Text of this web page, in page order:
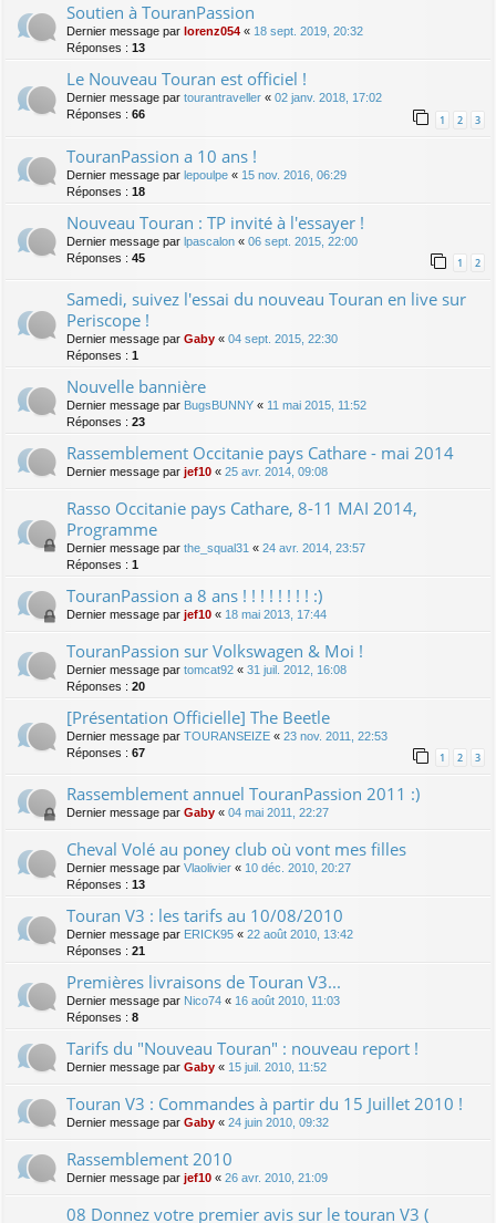
Soutien à TouranPassion
Dernier message par lorenz054 « 18 sept. 2019, 20:32
Réponses : 13
Le Nouveau Touran est officiel !
Dernier message par tourantraveller « 02 janv. 2018, 17:02
Réponses : 66 1 2 3
TouranPassion a 10 ans !
Dernier message par lepoulpe « 15 nov. 2016, 06:29
Réponses : 18
Nouveau Touran : TP invité à l'essayer !
Dernier message par lpascalon « 06 sept. 2015, 22:00
Réponses : 45 1 2
Samedi, suivez l'essai du nouveau Touran en live sur
Periscope !
Dernier message par Gaby « 04 sept. 2015, 22:30
Réponses : 1
Nouvelle bannière
Dernier message par BugsBUNNY « 11 mai 2015, 11:52
Réponses : 23
Rassemblement Occitanie pays Cathare - mai 2014
Dernier message par jef10 « 25 avr. 2014, 09:08
Rasso Occitanie pays Cathare, 8-11 MAI 2014,
Programme
Dernier message par the_squal31 « 24 avr. 2014, 23:57
Réponses : 1
TouranPassion a 8 ans ! ! ! ! ! ! ! ! :)
Dernier message par jef10 « 18 mai 2013, 17:44
TouranPassion sur Volkswagen & Moi !
Dernier message par tomcat92 « 31 juil. 2012, 16:08
Réponses : 20
[Présentation Officielle] The Beetle
Dernier message par TOURANSEIZE « 23 nov. 2011, 22:53
Réponses : 67 1 2 3
Rassemblement annuel TouranPassion 2011 :)
Dernier message par Gaby « 04 mai 2011, 22:27
Cheval Volé au poney club où vont mes filles
Dernier message par Vlaolivier « 10 déc. 2010, 20:27
Réponses : 13
Touran V3 : les tarifs au 10/08/2010
Dernier message par ERICK95 « 22 août 2010, 13:42
Réponses : 21
Premières livraisons de Touran V3...
Dernier message par Nico74 « 16 août 2010, 11:03
Réponses : 8
Tarifs du "Nouveau Touran" : nouveau report !
Dernier message par Gaby « 15 juil. 2010, 11:52
Touran V3 : Commandes à partir du 15 Juillet 2010 !
Dernier message par Gaby « 24 juin 2010, 09:32
Rassemblement 2010
Dernier message par jef10 « 26 avr. 2010, 21:09
08 Donnez votre premier avis sur le touran V3 (